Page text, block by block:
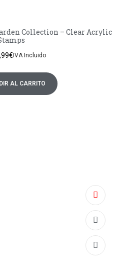
Collection – Clear Acrylic
€ IVA Incluido
AL CARRITO